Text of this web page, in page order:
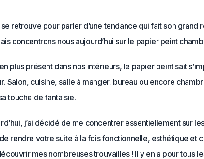
se retrouve pour parler d’une tendance qui fait son grand
concentrons nous aujourd’hui sur le papier peint
plus présent dans nos intérieurs, le papier peint sait
Salon, cuisine, salle à manger, bureau ou encore
touche de fantaisie.
j’ai décidé de me concentrer essentiellement sur
de rendre votre suite à la fois fonctionnelle, esthétique et
mes nombreuses trouvailles ! Il y en a pour tous